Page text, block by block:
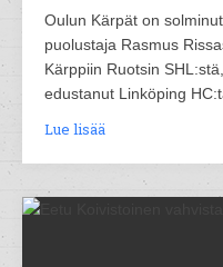
Oulun Kärpät on
puolustaja Rasmus
Kärppiin Ruotsin
edustanut Linköping
Lue lisää